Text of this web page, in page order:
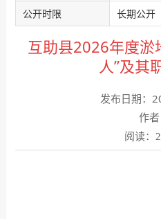
公开时限
长期公开
互助县2026年度淤
人”及其
发布日期：
作者
阅读：